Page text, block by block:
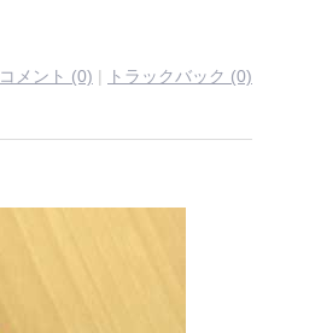
コメント (0) | トラックバック (0)